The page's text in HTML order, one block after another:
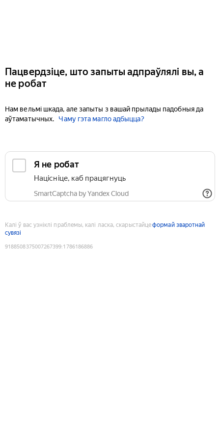
Пацвердзіце, што запыты адпраўлялі вы, а
не робат
Нам вельмі шкада, але запыты з вашай прылады падобныя да
аўтаматычных.
Чаму гэта магло адбыцца?
Я не робат
Націсніце, каб працягнуць
SmartCaptcha by Yandex Cloud
Калі ў вас узніклі праблемы, калі ласка, скарыстайцеформай зваротнай
сувязі
9188508375007267399:1786186886